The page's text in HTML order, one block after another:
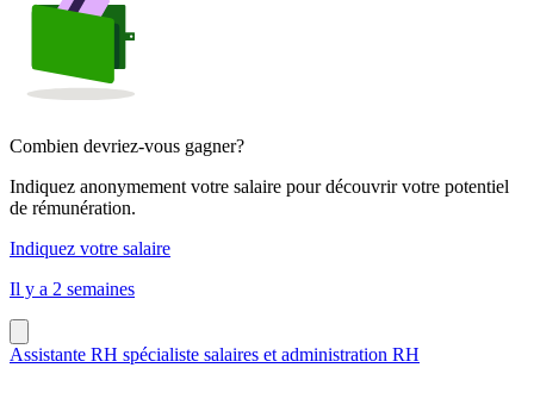
Combien devriez-vous gagner?
Indiquez anonymement votre salaire pour découvrir votre potentiel
de rémunération.
Indiquez votre salaire
Il y a 2 semaines
Assistante RH spécialiste salaires et administration RH